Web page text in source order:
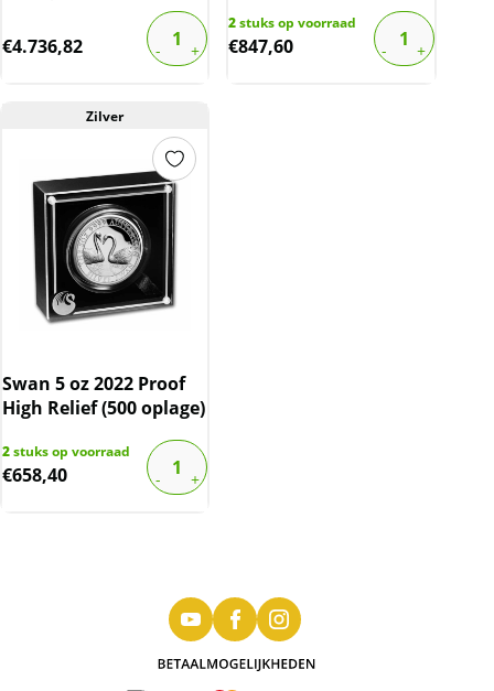
€4.736,82
2stuks op voorraad
€847,60
Zilver
Swan 5 oz 2022 Proof
High Relief (500 oplage)
2stuks op voorraad
€658,40